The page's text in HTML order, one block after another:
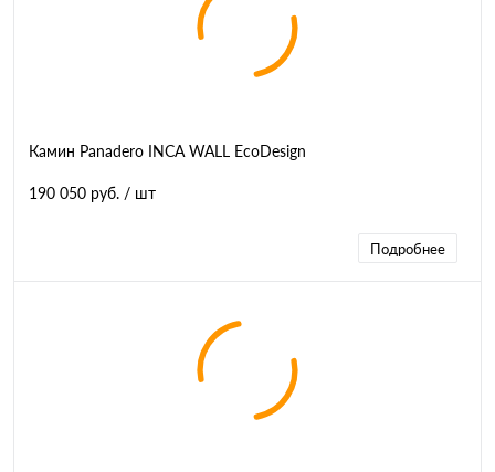
Камин Panadero INCA WALL EcoDesign
190 050 руб. / шт
Подробнее